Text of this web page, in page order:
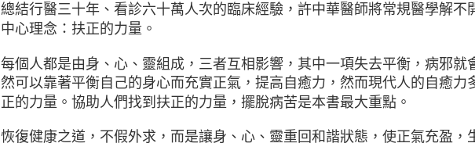
總結行醫三十年、看診六十萬人次的臨床經驗，許中華醫師將常規醫學解不
中心理念：扶正的力量。
每個人都是由身、心、靈組成，三者互相影響，其中一項失去平衡，病邪就
然可以靠著平衡自己的身心而充實正氣，提高自癒力，然而現代人的自癒力
正的力量。協助人們找到扶正的力量，擺脫病苦是本書最大重點。
恢復健康之道，不假外求，而是讓身、心、靈重回和諧狀態，使正氣充盈，